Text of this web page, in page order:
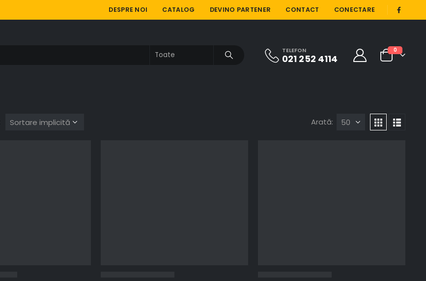
DESPRE NOI CATALOG DEVINO PARTENER CONTACT CONECTARE |
TELEFON
021 252 4114
0
Arată: